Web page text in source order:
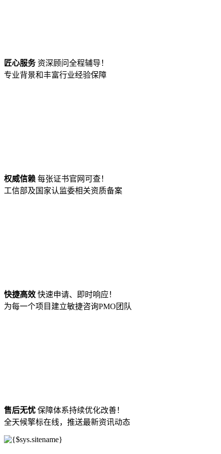
匠心服务资深顾问全程辅导！
专业背景和丰富行业经验保障
权威信赖 每张证书官网可查！
工信部及国家认监委相关资质备案
快捷高效 快速申请、即时响应！
为每一个项目建立敏捷咨询PMO团队
售后无忧 保障体系持续优化改善！
全天候擎标在线，推送最新资讯动态